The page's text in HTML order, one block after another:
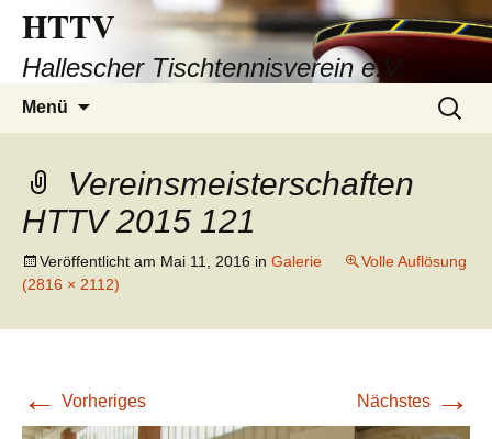
HTTV
Hallescher Tischtennisverein e.V.
Menü
Suchen
nach:
Vereinsmeisterschaften
HTTV 2015 121
Veröffentlicht am Mai 11, 2016 in Galerie
Volle Auflösung
(2816 × 2112)
← Vorheriges Nächstes →